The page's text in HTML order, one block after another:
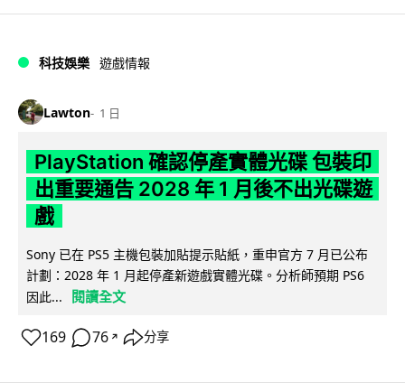
科技娛樂 遊戲情報
Lawton 1 日
PlayStation 確認停產實體光碟 包裝印
出重要通告 2028 年 1 月後不出光碟遊
戲
Sony 已在 PS5 主機包裝加貼提示貼紙，重申官方 7 月已公布
計劃：2028 年 1 月起停產新遊戲實體光碟。分析師預期 PS6
因此...
閱讀全文
169 76 ↗ 分享